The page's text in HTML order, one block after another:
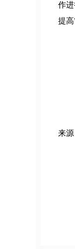
作
提高
来